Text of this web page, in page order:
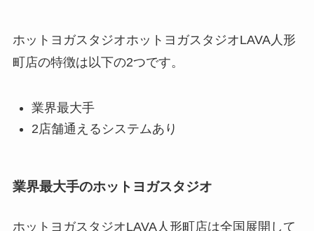
ホットヨガスタジオホットヨガスタジオLAVA人形
町店の特徴は以下の2つです。
業界最大手
2店舗通えるシステムあり
業界最大手のホットヨガスタジオ
ホットヨガスタジオLAVA人形町店は全国展開して